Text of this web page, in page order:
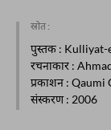
स्रोत :
पुस्तक : Kulliyat-
रचनाकार :
प्रकाशन : Qaumi
संस्करण: 2006